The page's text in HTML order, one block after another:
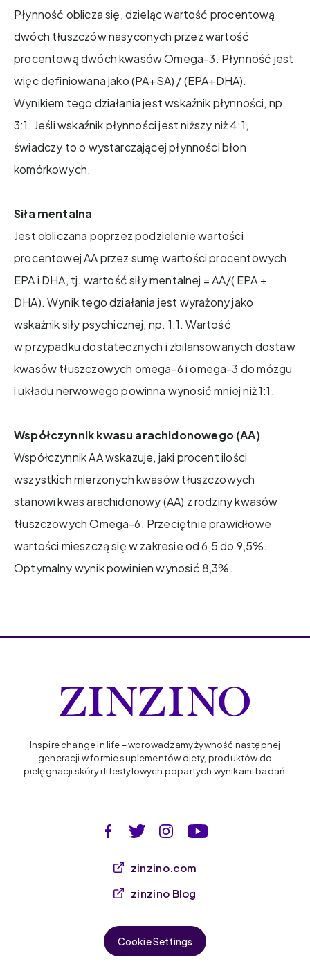
Płynność oblicza się, dzieląc wartość procentową
dwóch tłuszczów nasyconych przez wartość
procentową dwóch kwasów Omega-3. Płynność jest
więc definiowana jako (PA+SA) / (EPA+DHA).
Wynikiem tego działania jest wskaźnik płynności, np.
3:1. Jeśli wskaźnik płynności jest niższy niż 4:1,
świadczy to o wystarczającej płynności błon
komórkowych.
Siła mentalna
Jest obliczana poprzez podzielenie wartości
procentowej AA przez sumę wartości procentowych
EPA i DHA, tj. wartość siły mentalnej = AA/( EPA +
DHA). Wynik tego działania jest wyrażony jako
wskaźnik siły psychicznej, np. 1:1. Wartość
w przypadku dostatecznych i zbilansowanych dostaw
kwasów tłuszczowych omega-6 i omega-3 do mózgu
i układu nerwowego powinna wynosić mniej niż 1:1.
Współczynnik kwasu arachidonowego (AA)
Współczynnik AA wskazuje, jaki procent ilości
wszystkich mierzonych kwasów tłuszczowych
stanowi kwas arachidonowy (AA) z rodziny kwasów
tłuszczowych Omega-6. Przeciętnie prawidłowe
wartości mieszczą się w zakresie od 6,5 do 9,5%.
Optymalny wynik powinien wynosić 8,3%.
Inspire change in life – wprowadzamy żywność następnej
generacji w formie suplementów diety, produktów do
pielęgnacji skóry i lifestylowych popartych wynikami badań.
zinzino.com
zinzino Blog
Cookie Settings